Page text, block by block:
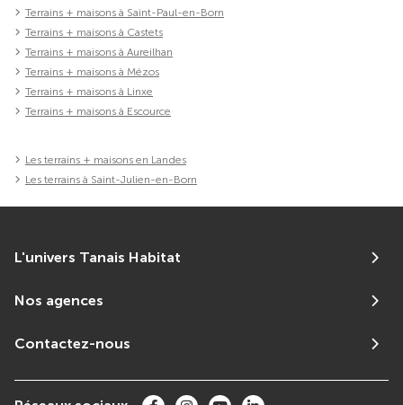
Terrains + maisons à Saint-Paul-en-Born
Terrains + maisons à Castets
Terrains + maisons à Aureilhan
Terrains + maisons à Mézos
Terrains + maisons à Linxe
Terrains + maisons à Escource
Les terrains + maisons en Landes
Les terrains à Saint-Julien-en-Born
L'univers Tanais Habitat
Nos agences
Contactez-nous